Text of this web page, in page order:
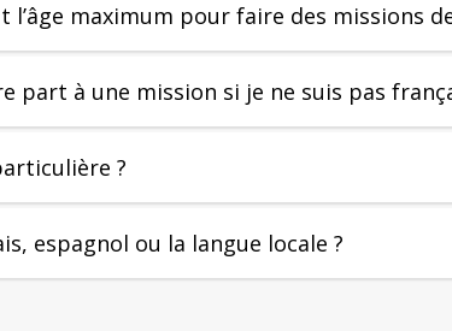
l’âge maximum pour faire des missions
part à une mission si je ne suis pas
?
espagnol ou la langue locale ?